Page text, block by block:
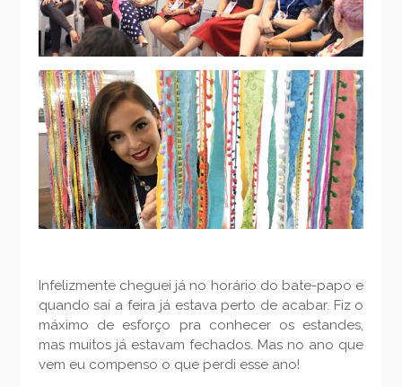
Infelizmente cheguei já no horário do bate-papo e
quando saí a feira já estava perto de acabar. Fiz o
máximo de esforço pra conhecer os estandes,
mas muitos já estavam fechados. Mas no ano que
vem eu compenso o que perdi esse ano!